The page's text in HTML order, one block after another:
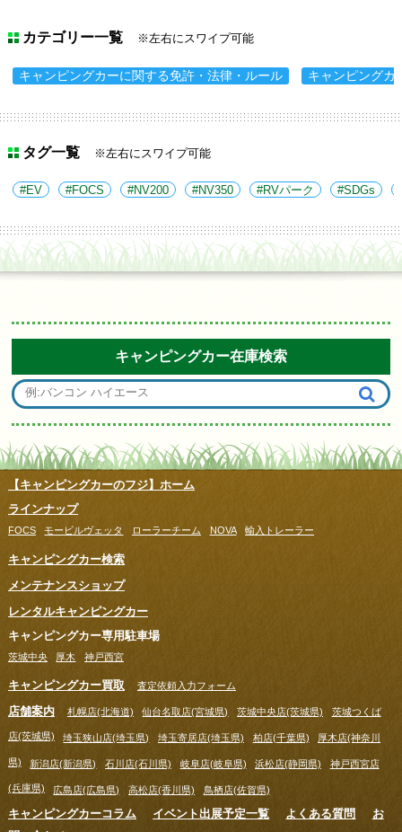
カテゴリー一覧 ※左右にスワイプ可能
キャンピングカーに関する免許・法律・ルール キャンピングカ
タグ一覧 ※左右にスワイプ可能
EV FOCS NV200 NV350 RVパーク SDGs
キャンピングカー在庫検索
【キャンピングカーのフジ】ホーム
ラインナップ
FOCS モービルヴェッタ ローラーチーム NOVA 輸入トレーラー
キャンピングカー検索
メンテナンスショップ
レンタルキャンピングカー
キャンピングカー専用駐車場
茨城中央 厚木 神戸西宮
キャンピングカー買取 査定依頼入力フォーム
店舗案内 札幌店(北海道) 仙台名取店(宮城県) 茨城中央店(茨城県) 茨城つくば
店(茨城県) 埼玉狭山店(埼玉県) 埼玉寄居店(埼玉県) 柏店(千葉県) 厚木店(神奈川
県) 新潟店(新潟県) 石川店(石川県) 岐阜店(岐阜県) 浜松店(静岡県) 神戸西宮店
(兵庫県) 広島店(広島県) 高松店(香川県) 鳥栖店(佐賀県)
キャンピングカーコラム イベント出展予定一覧 よくある質問
お